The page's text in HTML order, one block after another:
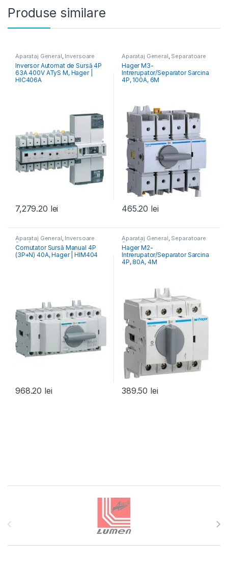
Produse similare
Aparataj General, Inversoare
Sursă
Inversor Automat de Sursă 4P
63A 400V ATyS M, Hager |
HIC406A
7,279.20 lei
Aparataj General, Separatoare
Sarcină
Hager M3-
Intrerupator/Separator Sarcina
4P, 100A, 6M
465.20 lei
Aparataj General, Inversoare
Sursă
Comutator Sursă Manual 4P
(3P+N) 40A, Hager | HIM404
968.20 lei
Aparataj General, Separatoare
Sarcină
Hager M2-
Intrerupator/Separator Sarcina
4P, 80A, 4M
389.50 lei